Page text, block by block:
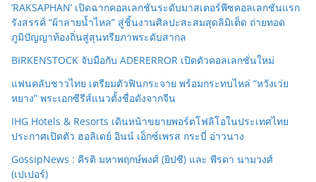
‘RAKSAPHAN’ เปิดฉากคอลเลกชันระดับมาสเตอร์พีซคอลเลกชันแรก
รังสรรค์ “ผ้าลายน้ำไหล” สู่ชิ้นงานศิลปะสะสมสุดลิมิเต็ด ถ่ายทอด
ภูมิปัญญาท้องถิ่นสู่สุนทรียภาพระดับสากล
BIRKENSTOCK จับมือกับ ADERERROR เปิดตัวคอลเลกชั่นใหม่
แฟนคลับชาวไทย เตรียมตัวฟินกระจาย พร้อมกระทบไหล่ “หวังเว่ย
หยาง” พระเอกซีรีส์แนวตั้งชื่อดังจากจีน
IHG Hotels & Resorts เดินหน้าขยายพอร์ตโฟลิโอในประเทศไทย
ประกาศเปิดตัว ฮอลิเดย์ อินน์ เอ็กซ์เพรส กระบี่ อ่าวนาง
GossipNews : คีรติ มหาพฤกษ์พงศ์ (ยิปซี) และ พีรดา นามวงศ์
(เปเปอร์)